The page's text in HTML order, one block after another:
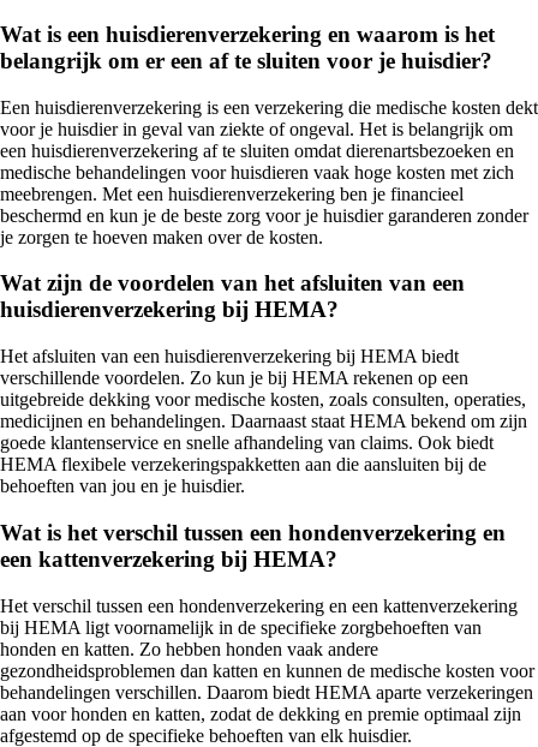
Wat is een huisdierenverzekering en waarom is het
belangrijk om er een af te sluiten voor je huisdier?
Een huisdierenverzekering is een verzekering die medische kosten dekt
voor je huisdier in geval van ziekte of ongeval. Het is belangrijk om
een huisdierenverzekering af te sluiten omdat dierenartsbezoeken en
medische behandelingen voor huisdieren vaak hoge kosten met zich
meebrengen. Met een huisdierenverzekering ben je financieel
beschermd en kun je de beste zorg voor je huisdier garanderen zonder
je zorgen te hoeven maken over de kosten.
Wat zijn de voordelen van het afsluiten van een
huisdierenverzekering bij HEMA?
Het afsluiten van een huisdierenverzekering bij HEMA biedt
verschillende voordelen. Zo kun je bij HEMA rekenen op een
uitgebreide dekking voor medische kosten, zoals consulten, operaties,
medicijnen en behandelingen. Daarnaast staat HEMA bekend om zijn
goede klantenservice en snelle afhandeling van claims. Ook biedt
HEMA flexibele verzekeringspakketten aan die aansluiten bij de
behoeften van jou en je huisdier.
Wat is het verschil tussen een hondenverzekering en
een kattenverzekering bij HEMA?
Het verschil tussen een hondenverzekering en een kattenverzekering
bij HEMA ligt voornamelijk in de specifieke zorgbehoeften van
honden en katten. Zo hebben honden vaak andere
gezondheidsproblemen dan katten en kunnen de medische kosten voor
behandelingen verschillen. Daarom biedt HEMA aparte verzekeringen
aan voor honden en katten, zodat de dekking en premie optimaal zijn
afgestemd op de specifieke behoeften van elk huisdier.